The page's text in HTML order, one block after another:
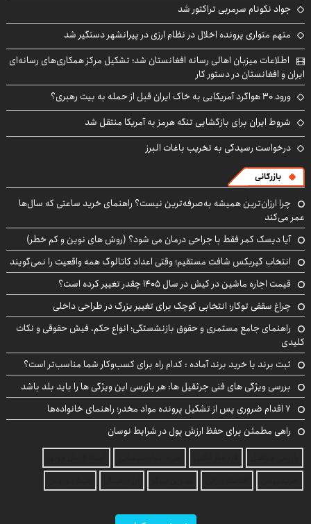
جواد نکونام سرمربی تراکتور شد
متهم متواری پرونده اخلال در نظام ارزی در پیرانشهر دستگیر شد
اطلاعات میزبان اهالی رسانه افغانستان شد؛ تشکیل مرکز همکاری‌های رسانه‌ای
ایران و افغانستان در دستور کار
ورود ۳۰ هواگرد آمریکایی به خاک ایران قبل از حمله به بیت رهبری؟
شروط ایران برای بازگشایی تنگه هرمز به آمریکا منتقل شد
درخواست رسیدگی به تخریب باغات البرز
بازرگانی
چرا ارزان‌ترین همیشه به‌صرفه‌ترین نیست؟ راهنمای خرید ساعتی که سال‌ها
عمر می‌کند
آیا دیسک کمر فقط با جراحی درمان می شود؟ (روش های نوین و کم خطر)
انتخاب گیربکس شافت مستقیم؛ وقتی اعداد کاتالوگ همه واقعیت را نمی‌گویند
قیمت اجاره ماشین در کیش در سال ۱۴۰۵ چقدر تغییر کرده است؟
چراغ سقفی توکار؛ انتخابی کوچک برای تغییر بزرگ در طراحی داخلی
راهنمای جامع مستمری و حقوق بازنشستگی؛ انواع حکم، فیش حقوقی و نکات
کلیدی
ثبت برند یا خرید برند آماده : کدام راه برای کسب‌وکار شما مناسب‌تر است؟
بررسی ویژگی های فنی جرثقیل ها: هر بازرسی این ویژگی ها را باید بلد باشد
۷ اقدام ضروری پس از تشکیل پرونده مواد مخدر؛ راهنمای خانواده‌ها
راهی مطمئن برای حفظ ارزش پول در شرایط نوسان